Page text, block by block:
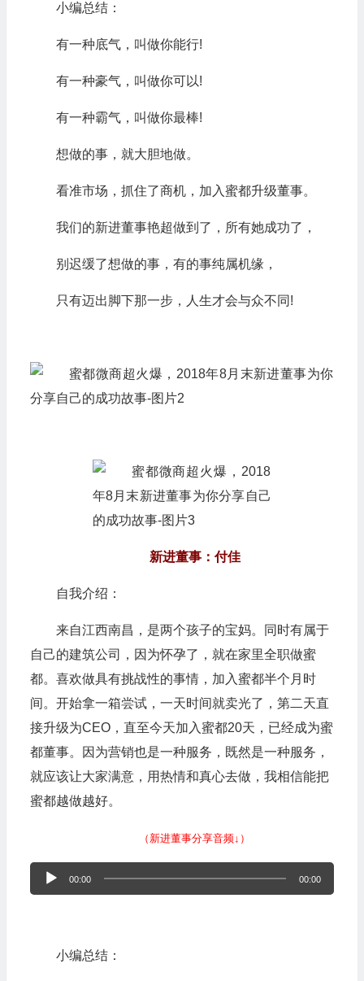
小编总结：
有一种底气，叫做你能行!
有一种豪气，叫做你可以!
有一种霸气，叫做你最棒!
想做的事，就大胆地做。
看准市场，抓住了商机，加入蜜都升级董事。
我们的新进董事艳超做到了，所有她成功了，
别迟缓了想做的事，有的事纯属机缘，
只有迈出脚下那一步，人生才会与众不同!
新进董事：付佳
自我介绍：
来自江西南昌，是两个孩子的宝妈。同时有属于
自己的建筑公司，因为怀孕了，就在家里全职做蜜
都。喜欢做具有挑战性的事情，加入蜜都半个月时
间。开始拿一箱尝试，一天时间就卖光了，第二天直
接升级为CEO，直至今天加入蜜都20天，已经成为蜜
都董事。因为营销也是一种服务，既然是一种服务，
就应该让大家满意，用热情和真心去做，我相信能把
蜜都越做越好。
（新进董事分享音频↓）
频
00:00 00:00
小编总结：